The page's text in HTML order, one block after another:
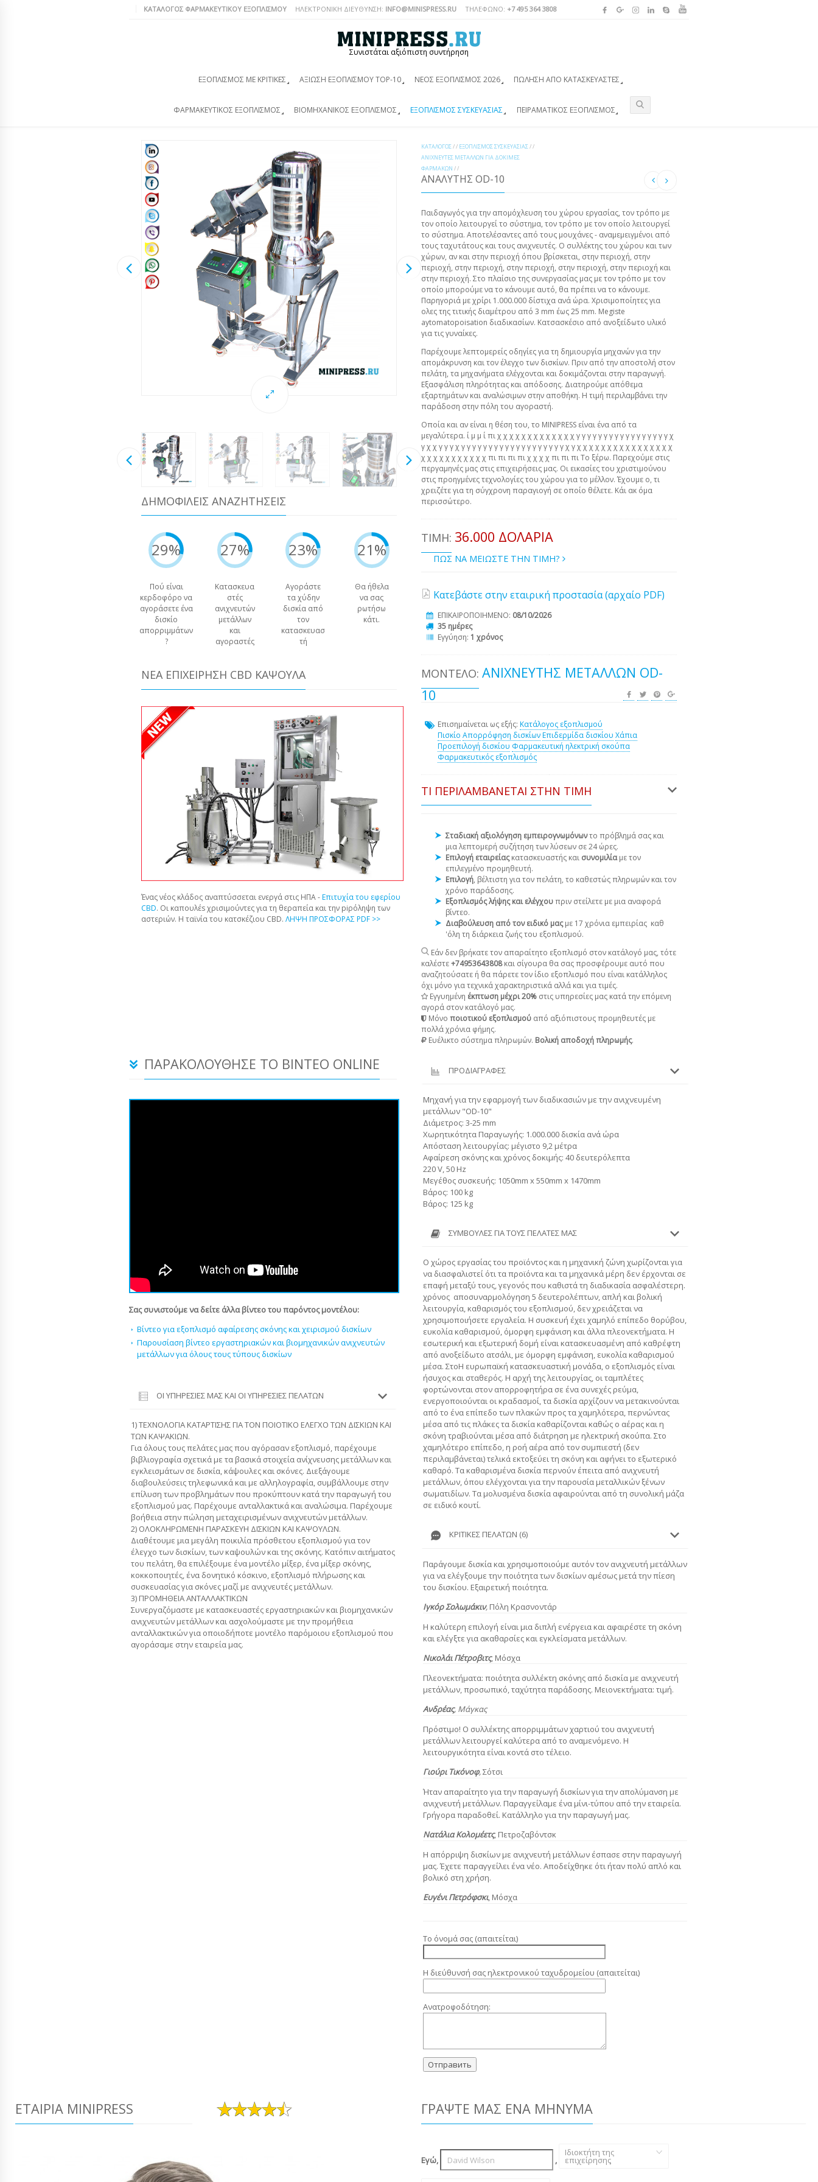
ΚΑΤΆΛΟΓΟΣ ΦΑΡΜΑΚΕΥΤΙΚΟΎ ΕΞΟΠΛΙΣΜΟΎ ΗΛΕΚΤΡΟΝΙΚΗ ΔΙΕΥΘΥΝΣΗ: INFO@MINISPRESS.RU ΤΗΛΈΦΩΝΟ: +7 495 364 3808
Συνιστάται αξιόπιστη συντήρηση
ΕΞΟΠΛΙΣΜΌΣ ΜΕ ΚΡΙΤΙΚΈΣ ΑΞΊΩΣΗ ΕΞΟΠΛΙΣΜΟΎ TOP-10 ΝΈΟΣ ΕΞΟΠΛΙΣΜΌΣ 2026 ΠΏΛΗΣΗ ΑΠΌ ΚΑΤΑΣΚΕΥΑΣΤΈΣ
ΦΑΡΜΑΚΕΥΤΙΚΌΣ ΕΞΟΠΛΙΣΜΌΣ ΒΙΟΜΗΧΑΝΙΚΌΣ ΕΞΟΠΛΙΣΜΌΣ ΕΞΟΠΛΙΣΜΌΣ ΣΥΣΚΕΥΑΣΊΑΣ ΠΕΙΡΑΜΑΤΙΚΌΣ ΕΞΟΠΛΙΣΜΌΣ
ΔΗΜΟΦΙΛΕΊΣ ΑΝΑΖΗΤΉΣΕΙΣ
29%
Πού είναι
κερδοφόρο να
αγοράσετε ένα
δισκίο
απορριμμάτων
?
27%
Κατασκευα
στές
ανιχνευτών
μετάλλων
και
αγοραστές
23%
Αγοράστε
τα χύδην
δισκία από
τον
κατασκευασ
τή
21%
Θα ήθελα
να σας
ρωτήσω
κάτι.
ΝΈΑ ΕΠΙΧΕΊΡΗΣΗ CBD ΚΆΨΟΥΛΑ
Ένας νέος κλάδος αναπτύσσεται ενεργά στις ΗΠΑ -Επιτυχία του εφερίου
CBD. Οι καπουλέs χρισιμούντες για τη θεραπεία και την piρόληψη των
αστεριών. Η ταϊνία του κατσκέζιου CBD. ΛΗΨΗ ΠΡΟΣΦΟΡΑΣ PDF >>
ΚΑΤΆΛΟΓΟΣ/ / ΕΞΟΠΛΙΣΜΌΣ ΣΥΣΚΕΥΑΣΊΑΣ/ /
ΑΝΙΧΝΕΥΤΈΣ ΜΕΤΆΛΛΩΝ ΓΙΑ ΔΟΚΙΜΈΣ
ΦΑΡΜΆΚΩΝ / /
ΑΝΑΛΥΤΉΣ OD-10
Παιδαγωγός για την απομόχλευση του χώρου εργασίας, τον τρόπο με
τον οποίο λειτουργεί το σύστημα, τον τρόπο με τον οποίο λειτουργεί
το σύστημα. Αποτελέσαντες από τους μουχάνες - αναμεμειγμένοι από
τους ταχυτάτους και τους ανιχνευτές. Ο συλλέκτης του χώρου και των
χώρων, αν και στην περιοχή όπου βρίσκεται, στην περιοχή, στην
περιοχή, στην περιοχή, στην περιοχή, στην περιοχή, στην περιοχή και
στην περιοχή. Στο πλαίσιο της συνεργασίας μας με τον τρόπο με τον
οποίο μπορούμε να το κάνουμε αυτό, θα πρέπει να το κάνουμε.
Παρηγοριά με χρίρι 1.000.000 δίστιχα ανά ώρα. Χρισιμοποίητες για
ολες της τιτικής διαμέτρου από 3 mm έως 25 mm. Megiste
aytomatopoisation διαδικασίων. Κατσασκέσιο από ανοξείδωτο υλικό
για τις γυναίκες.
Παρέχουμε λεπτομερείς οδηγίες για τη δημιουργία μηχανών για την
απομάκρυνση και τον έλεγχο των δισκίων. Πριν από την αποστολή στον
πελάτη, τα μηχανήματα ελέγχονται και δοκιμάζονται στην παραγωγή.
Εξασφάλιση πληρότητας και απόδοσης. Διατηρούμε απόθεμα
εξαρτημάτων και αναλώσιμων στην αποθήκη. Η τιμή περιλαμβάνει την
παράδοση στην πόλη του αγοραστή.
Οποία και αν είναι η θέση του, το MINIPRESS είναι ένα από τα
μεγαλύτερα. ί μ μ ί πι χ χ χ χ χ χ χ χ χ χ χ χ χ γ γ γ γ γ γ γ γ γ γ γ γ γ γ γ γ γ χ
γ χ χ γ γ γ χ γ γ γ γ γ γ γ γ γ γ γ γ γ γ γ γ γ γ γ χ γ χ χ χ χ χ χ χ χ χ χ χ χ χ χ χ χ
χ χ χ χ χ χ χ χ χ χ χ πι πι πι πι χ χ χ χ πι πι πι Το ξέρω. Παρεχούμε στις
περγαμηνές μας στις επιχειρήσεις μας. Οι εικασίες του χριστιμούνου
στις προηγμένες τεχνολογίες του χώρου για το μέλλον. Έχουμε ο, τι
χρειζέτε για τη σύγχρονη παραγιογή σε οποίο θέλετε. Κάι ακ όμα
περισσώτερο.
ΤΙΜΉ: 36.000 ΔΟΛΆΡΙΑ
ΠΩΣ ΝΑ ΜΕΙΩΣΤΕ ΤΗΝ ΤΙΜΗ?
Κατεβάστε στην εταιρική προστασία (αρχαίο PDF)
ΕΠΙΚΑΙΡΟΠΟΙΗΜΕΝΟ: 08/10/2026
35 ημέρες
Εγγύηση: 1 χρόνος
ΜΟΝΤΈΛΟ: ΑΝΙΧΝΕΥΤΉΣ ΜΕΤΑΛΛΏΝ OD-
10
Επισημαίνεται ως εξής: Κατάλογος εξοπλισμού
Πισκίο Απορρόφηση δισκίωνΕπιδερμίδα δισκίου Χάπια
Προεπιλογή δισκίου Φαρμακευτική ηλεκτρική σκούπα
Φαρμακευτικός εξοπλισμός
ΤΙ ΠΕΡΙΛΑΜΒΆΝΕΤΑΙ ΣΤΗΝ ΤΙΜΉ
Σταδιακή αξιολόγηση εμπειρογνωμόνωντο πρόβλημά σας και
μια λεπτομερή συζήτηση των λύσεων σε 24 ώρες.
Επιλογή εταιρείαςκατασκευαστής και συνομιλίαμε τον
επιλεγμένο προμηθευτή.
Επιλογή, βέλτιστη για τον πελάτη, το καθεστώς πληρωμών και τον
χρόνο παράδοσης.
Εξοπλισμός λήψης και ελέγχουπριν στείλετε με μια αναφορά
βίντεο.
Διαβούλευση από τον ειδικό μαςμε 17 χρόνια εμπειρίας καθ
'όλη τη διάρκεια ζωής του εξοπλισμού.
Εάν δεν βρήκατε τον απαραίτητο εξοπλισμό στον κατάλογό μας, τότε
καλέστε+74953643808και σίγουρα θα σας προσφέρουμε αυτό που
αναζητούσατε ή θα πάρετε τον ίδιο εξοπλισμό που είναι κατάλληλος
όχι μόνο για τεχνικά χαρακτηριστικά αλλά και για τιμές.
Εγγυημένη έκπτωση μέχρι 20% στις υπηρεσίες μας κατά την επόμενη
αγορά στον κατάλογό μας.
Μόνο ποιοτικού εξοπλισμού από αξιόπιστους προμηθευτές με
πολλά χρόνια φήμης.
Ευέλικτο σύστημα πληρωμών. Βολική αποδοχή πληρωμής.
ΠΑΡΑΚΟΛΟΎΘΗΣΕ ΤΟ ΒΊΝΤΕΟ ONLINE
Σας συνιστούμε να δείτε άλλα βίντεο του παρόντος μοντέλου:
Βίντεο για εξοπλισμό αφαίρεσης σκόνης και χειρισμού δισκίων
Παρουσίαση βίντεο εργαστηριακών και βιομηχανικών ανιχνευτών
μετάλλων για όλους τους τύπους δισκίων
ΟΙ ΥΠΗΡΕΣΊΕΣ ΜΑΣ ΚΑΙ ΟΙ ΥΠΗΡΕΣΊΕΣ ΠΕΛΑΤΏΝ
1) ΤΕΧΝΟΛΟΓΙΑ ΚΑΤΑΡΤΙΣΗΣ ΓΙΑ ΤΟΝ ΠΟΙΟΤΙΚΟ ΕΛΕΓΧΟ ΤΩΝ ΔΙΣΚΙΩΝ ΚΑΙ
ΤΩΝ ΚΑΨΑΚΙΩΝ.
Για όλους τους πελάτες μας που αγόρασαν εξοπλισμό, παρέχουμε
βιβλιογραφία σχετικά με τα βασικά στοιχεία ανίχνευσης μετάλλων και
εγκλεισμάτων σε δισκία, κάψουλες και σκόνες. Διεξάγουμε
διαβουλεύσεις τηλεφωνικά και με αλληλογραφία, συμβάλλουμε στην
επίλυση των προβλημάτων που προκύπτουν κατά την παραγωγή του
εξοπλισμού μας. Παρέχουμε ανταλλακτικά και αναλώσιμα. Παρέχουμε
βοήθεια στην πώληση μεταχειρισμένων ανιχνευτών μετάλλων.
2) ΟΛΟΚΛΗΡΩΜΕΝΗ ΠΑΡΑΣΚΕΥΗ ΔΙΣΚΙΩΝ ΚΑΙ ΚΑΨΟΥΛΩΝ.
Διαθέτουμε μια μεγάλη ποικιλία πρόσθετου εξοπλισμού για τον
έλεγχο των δισκίων, των καψουλών και της σκόνης. Κατόπιν αιτήματος
του πελάτη, θα επιλέξουμε ένα μοντέλο μίξερ, ένα μίξερ σκόνης,
κοκκοποιητές, ένα δονητικό κόσκινο, εξοπλισμό πλήρωσης και
συσκευασίας για σκόνες μαζί με ανιχνευτές μετάλλων.
3) ΠΡΟΜΗΘΕΙΑ ΑΝΤΑΛΛΑΚΤΙΚΩΝ
Συνεργαζόμαστε με κατασκευαστές εργαστηριακών και βιομηχανικών
ανιχνευτών μετάλλων και ασχολούμαστε με την προμήθεια
ανταλλακτικών για οποιοδήποτε μοντέλο παρόμοιου εξοπλισμού που
αγοράσαμε στην εταιρεία μας.
ΠΡΟΔΙΑΓΡΑΦΕΣ
Μηχανή για την εφαρμογή των διαδικασιών με την ανιχνευμένη
μετάλλων "OD-10"
Διάμετρος: 3-25 mm
Χωρητικότητα Παραγωγής: 1.000.000 δισκία ανά ώρα
Απόσταση λειτουργίας: μέγιστο 9,2 μέτρα
Αφαίρεση σκόνης και χρόνος δοκιμής: 40 δευτερόλεπτα
220 V, 50 Hz
Μεγέθος συσκευής: 1050mm x 550mm x 1470mm
Βάρος: 100 kg
Βάρος: 125 kg
ΣΥΜΒΟΥΛΈΣ ΓΙΑ ΤΟΥΣ ΠΕΛΆΤΕΣ ΜΑΣ
Ο χώρος εργασίας του προϊόντος και η μηχανική ζώνη χωρίζονται για
να διασφαλιστεί ότι τα προϊόντα και τα μηχανικά μέρη δεν έρχονται σε
επαφή μεταξύ τους, γεγονός που καθιστά τη διαδικασία ασφαλέστερη.
χρόνος αποσυναρμολόγηση 5 δευτερολέπτων, απλή και βολική
λειτουργία, καθαρισμός του εξοπλισμού, δεν χρειάζεται να
χρησιμοποιήσετε εργαλεία. Η συσκευή έχει χαμηλό επίπεδο θορύβου,
ευκολία καθαρισμού, όμορφη εμφάνιση και άλλα πλεονεκτήματα. Η
εσωτερική και εξωτερική δομή είναι κατασκευασμένη από καθρέφτη
από ανοξείδωτο ατσάλι, με όμορφη εμφάνιση, ευκολία καθαρισμού
μέσα. ΣτοΗ ευρωπαϊκή κατασκευαστική μονάδα, ο εξοπλισμός είναι
ήσυχος και σταθερός. Η αρχή της λειτουργίας, οι ταμπλέτες
φορτώνονται στον απορροφητήρα σε ένα συνεχές ρεύμα,
ενεργοποιούνται οι κραδασμοί, τα δισκία αρχίζουν να μετακινούνται
από το ένα επίπεδο των πλακών προς τα χαμηλότερα, περνώντας
μέσα από τις πλάκες τα δισκία καθαρίζονται καθώς ο αέρας και η
σκόνη τραβιούνται μέσα από διάτρηση με ηλεκτρική σκούπα. Στο
χαμηλότερο επίπεδο, η ροή αέρα από τον συμπιεστή (δεν
περιλαμβάνεται) τελικά εκτοξεύει τη σκόνη και αφήνει το εξωτερικό
καθαρό. Τα καθαρισμένα δισκία περνούν έπειτα από ανιχνευτή
μετάλλων, όπου ελέγχονται για την παρουσία μεταλλικών ξένων
σωματιδίων. Τα μολυσμένα δισκία αφαιρούνται από τη συνολική μάζα
σε ειδικό κουτί.
ΚΡΙΤΙΚΈΣ ΠΕΛΑΤΏΝ (6)
Παράγουμε δισκία και χρησιμοποιούμε αυτόν τον ανιχνευτή μετάλλων
για να ελέγξουμε την ποιότητα των δισκίων αμέσως μετά την πίεση
του δισκίου. Εξαιρετική ποιότητα.
Ιγκόρ Σολωμάκιν, Πόλη Κρασνοντάρ
Η καλύτερη επιλογή είναι μια διπλή ενέργεια και αφαιρέστε τη σκόνη
και ελέγξτε για ακαθαρσίες και εγκλείσματα μετάλλων.
Νικολάι Πέτροβιτς, Μόσχα
Πλεονεκτήματα: ποιότητα συλλέκτη σκόνης από δισκία με ανιχνευτή
μετάλλων, προσωπικό, ταχύτητα παράδοσης. Μειονεκτήματα: τιμή.
Ανδρέας, Μάγκας
Πρόστιμο! Ο συλλέκτης απορριμμάτων χαρτιού του ανιχνευτή
μετάλλων λειτουργεί καλύτερα από το αναμενόμενο. Η
λειτουργικότητα είναι κοντά στο τέλειο.
Γιούρι Τικόνοφ,Σότσι
Ήταν απαραίτητο για την παραγωγή δισκίων για την απολύμανση με
ανιχνευτή μετάλλων. Παραγγείλαμε ένα μίνι-τύπου από την εταιρεία.
Γρήγορα παραδοθεί. Κατάλληλο για την παραγωγή μας.
Νατάλια Κολομέετς, Πετροζαβόντσκ
Η απόρριψη δισκίων με ανιχνευτή μετάλλων έσπασε στην παραγωγή
μας. Έχετε παραγγείλει ένα νέο. Αποδείχθηκε ότι ήταν πολύ απλό και
βολικό στη χρήση.
Ευγένι Πετρόφσκι, Μόσχα
Το όνομά σας (απαιτείται)
Η διεύθυνσή σας ηλεκτρονικού ταχυδρομείου (απαιτείται)
Ανατροφοδότηση:
ΕΤΑΙΡΊΑ MINIPRESS ΓΡΆΨΤΕ ΜΑΣ ΈΝΑ ΜΉΝΥΜΑ
Εγώ, ,
Ιδιοκτήτη της
επιχείρησης
,